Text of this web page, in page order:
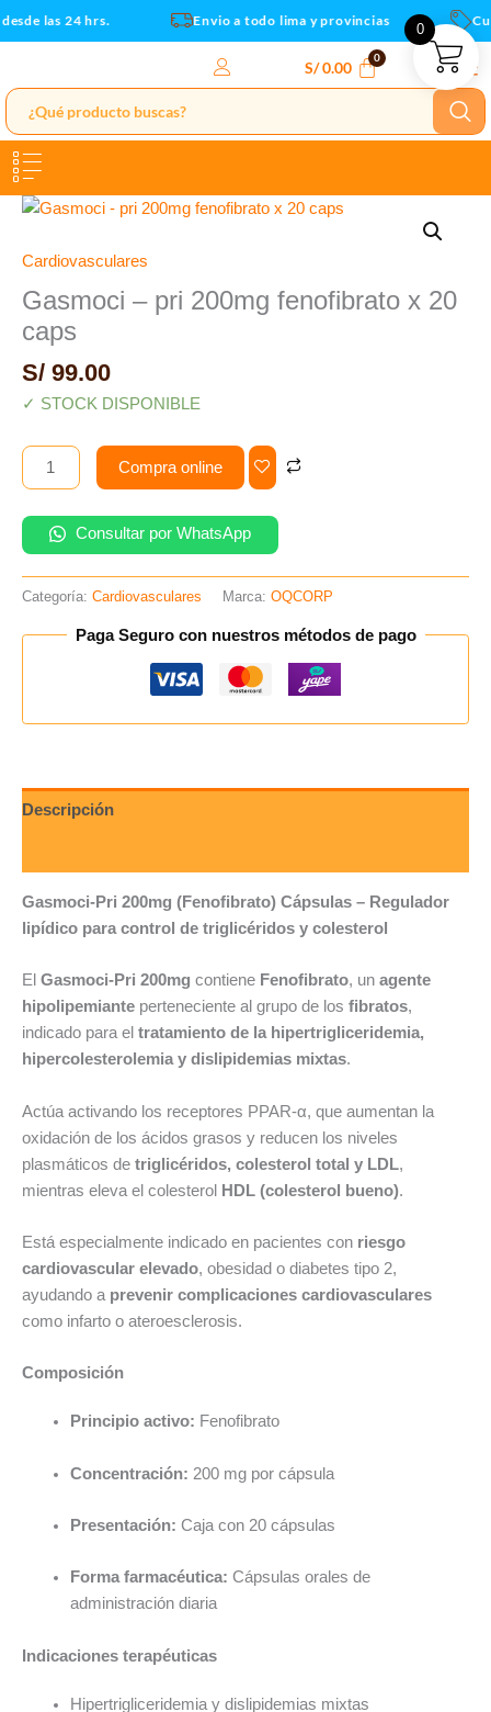
Ir
al
las 24 hrs. Envio a todo lima y provincias
S/0.00
Cardiovasculares
Gasmoci – pri 200mg fenofibrato x 20
caps
S/ 99.00
✓ STOCK DISPONIBLE
Gasmoci
pri
fenofibrato
x
20
Compra online
Consultar por WhatsApp
Categoría: Cardiovasculares Marca: OQCORP
Paga Seguro con nuestros métodos de pago
Descripción
Gasmoci-Pri 200mg (Fenofibrato) Cápsulas – Regulador
lipídico para control de triglicéridos y colesterol
El Gasmoci-Pri 200mg contiene Fenofibrato, un agente
hipolipemiante perteneciente al grupo de los fibratos,
indicado para el tratamiento de la hipertrigliceridemia,
hipercolesterolemia y dislipidemias mixtas.
Actúa activando los receptores PPAR-α, que aumentan la
oxidación de los ácidos grasos y reducen los niveles
plasmáticos de triglicéridos, colesterol total y LDL,
mientras eleva el colesterol
HDL (colesterol bueno).
Está especialmente indicado en pacientes con riesgo
cardiovascular elevado, obesidad o diabetes tipo 2,
ayudando a prevenir complicaciones cardiovasculares
como infarto o ateroesclerosis.
Composición
Principio activo: Fenofibrato
Concentración: 200 mg por cápsula
Presentación: Caja con 20 cápsulas
Forma farmacéutica: Cápsulas orales de
administración diaria
Indicaciones terapéuticas
Hipertrigliceridemia y dislipidemias mixtas
0
cantidad